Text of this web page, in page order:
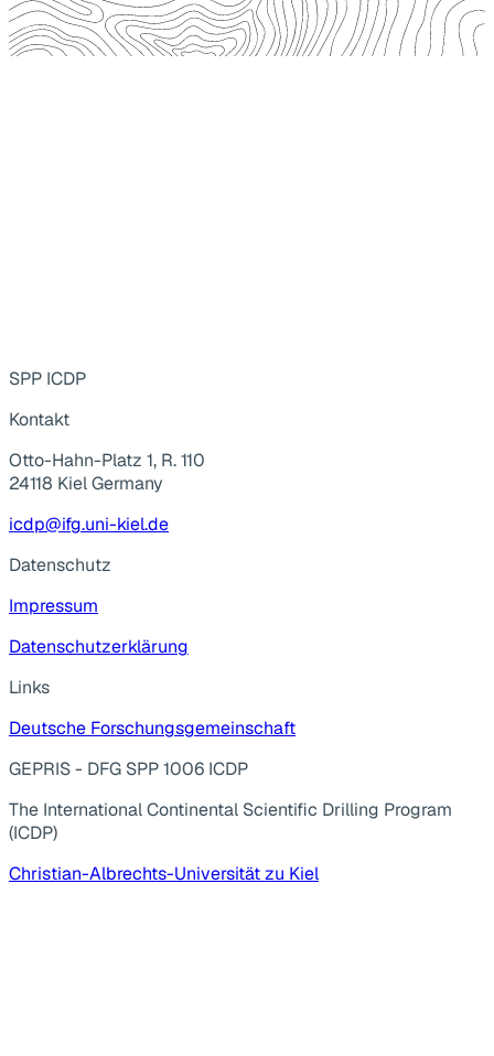
SPP ICDP
Kontakt
Otto-Hahn-Platz 1, R. 110
24118 Kiel Germany
icdp@ifg.uni-kiel.de
Datenschutz
Impressum
Datenschutzerklärung
Links
Deutsche Forschungsgemeinschaft
GEPRIS - DFG SPP 1006 ICDP
The International Continental Scientific Drilling Program
(ICDP)
Christian-Albrechts-Universität zu Kiel